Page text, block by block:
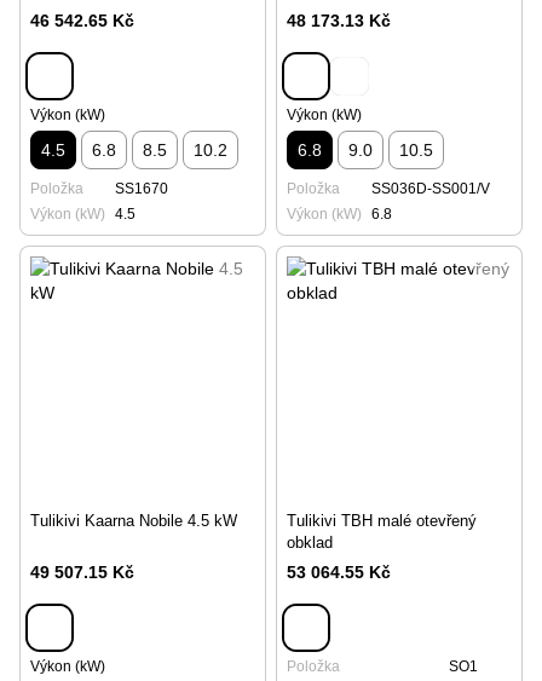
46 542.65 Kč
Výkon (kW)
4.5 6.8 8.5 10.2
Položka
SS1670
Výkon (kW)
4.5
48 173.13 Kč
Výkon (kW)
6.8 9.0 10.5
Položka
SS036D-SS001/V
Výkon (kW)
6.8
Tulikivi Kaarna Nobile 4.5 kW
49 507.15 Kč
Výkon (kW)
Tulikivi TBH malé otevřený
obklad
53 064.55 Kč
Položka SO1